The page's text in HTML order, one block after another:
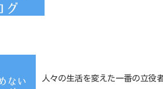
人々の生活を変えた一番の立役